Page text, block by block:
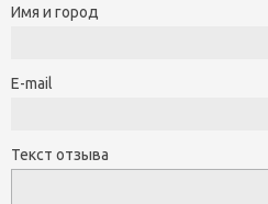
Имя и город
E-mail
Текст отзыва